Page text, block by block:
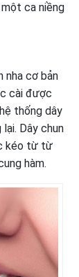
ca niềng
nha cơ bản
cài được
thống dây
Dây chun
kéo từ từ
hàm.